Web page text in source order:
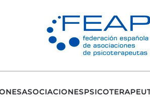
ASOCIACIONES